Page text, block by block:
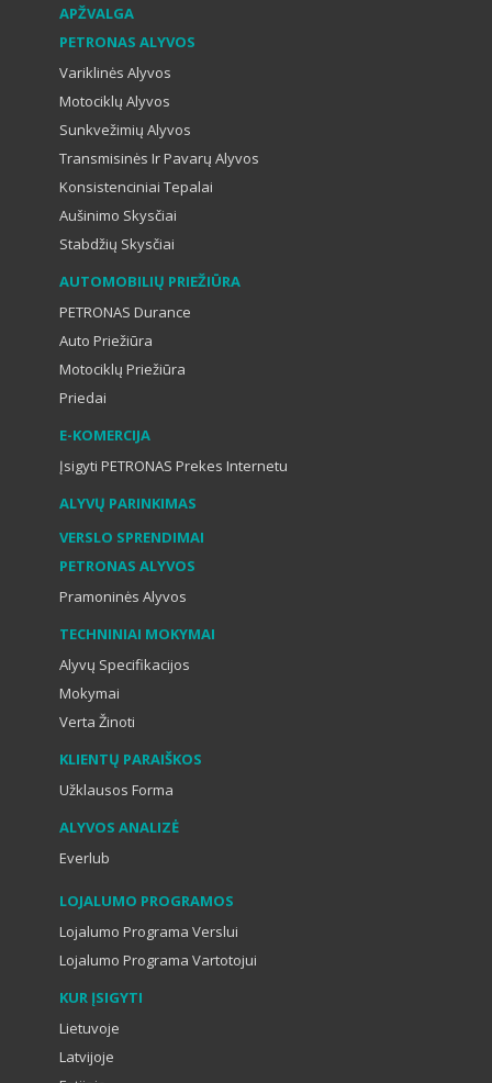
APŽVALGA
PETRONAS ALYVOS
Variklinės Alyvos
Motociklų Alyvos
Sunkvežimių Alyvos
Transmisinės Ir Pavarų Alyvos
Konsistenciniai Tepalai
Aušinimo Skysčiai
Stabdžių Skysčiai
AUTOMOBILIŲ PRIEŽIŪRA
PETRONAS Durance
Auto Priežiūra
Motociklų Priežiūra
Priedai
E-KOMERCIJA
Įsigyti PETRONAS Prekes Internetu
ALYVŲ PARINKIMAS
VERSLO SPRENDIMAI
PETRONAS ALYVOS
Pramoninės Alyvos
TECHNINIAI MOKYMAI
Alyvų Specifikacijos
Mokymai
Verta Žinoti
KLIENTŲ PARAIŠKOS
Užklausos Forma
ALYVOS ANALIZĖ
Everlub
LOJALUMO PROGRAMOS
Lojalumo Programa Verslui
Lojalumo Programa Vartotojui
KUR ĮSIGYTI
Lietuvoje
Latvijoje